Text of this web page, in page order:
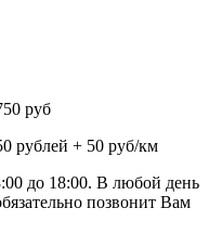
руб
рублей + 50 руб/км
до 18:00. В любой день
позвонит Вам